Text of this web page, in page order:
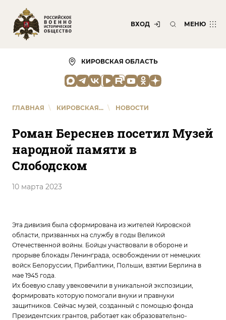
ВХОД МЕНЮ
КИРОВСКАЯ ОБЛАСТЬ
ГЛАВНАЯ \ КИРОВСКАЯ... \ НОВОСТИ
Роман Береснев посетил Музей
народной памяти в
Слободском
10 марта 2023
Эта дивизия была сформирована из жителей Кировской
области, призванных на службу в годы Великой
Отечественной войны. Бойцы участвовали в обороне и
прорыве блокады Ленинграда, освобождении от немецких
войск Белоруссии, Прибалтики, Польши, взятии Берлина в
мае 1945 года.
Их боевую славу увековечили в уникальной экспозиции,
формировать которую помогали внуки и правнуки
защитников. Сейчас музей, созданный с помощью фонда
Президентских грантов, работает как образовательно-